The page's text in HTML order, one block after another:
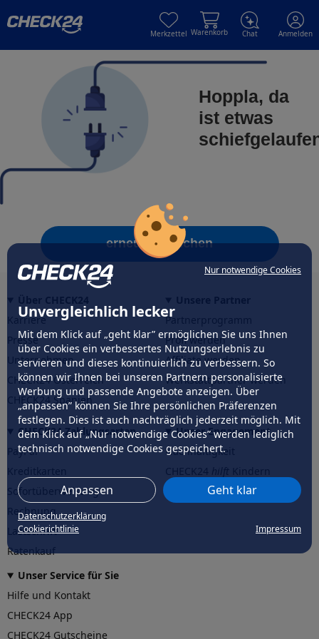
Nur notwendige Cookies
Unvergleichlich lecker
Mit dem Klick auf „geht klar” ermöglichen Sie uns Ihnen
über Cookies ein verbessertes Nutzungserlebnis zu
servieren und dieses kontinuierlich zu verbessern. So
können wir Ihnen bei unseren Partnern personalisierte
Werbung und passende Angebote anzeigen. Über
„anpassen” können Sie Ihre persönlichen Präferenzen
festlegen. Dies ist auch nachträglich jederzeit möglich. Mit
dem Klick auf „Nur notwendige Cookies” werden lediglich
technisch notwendige Cookies gespeichert.
Anpassen Geht klar
Datenschutzerklärung
Cookierichtlinie
Impressum
Merkzettel Warenkorb Chat Anmelden
Hoppla, da
ist etwas
erneut versuchen
Karriere
Presse
Unternehmen
CHECK24 Österreich
CHECK24 Spanien
Partnerprogramm
Profi werden
Affiliate werden
Werkstattpartner werden
CHECK24 Zahlungsarten
PayPal
Sofortüberweisung
Rechnung
Lastschrift
Ratenkauf
Unser Engagement
Nachhaltigkeit
CHECK24hilftder Natur
Unser Service für Sie
Hilfe und Kontakt
CHECK24 App
CHECK24 Gutscheine